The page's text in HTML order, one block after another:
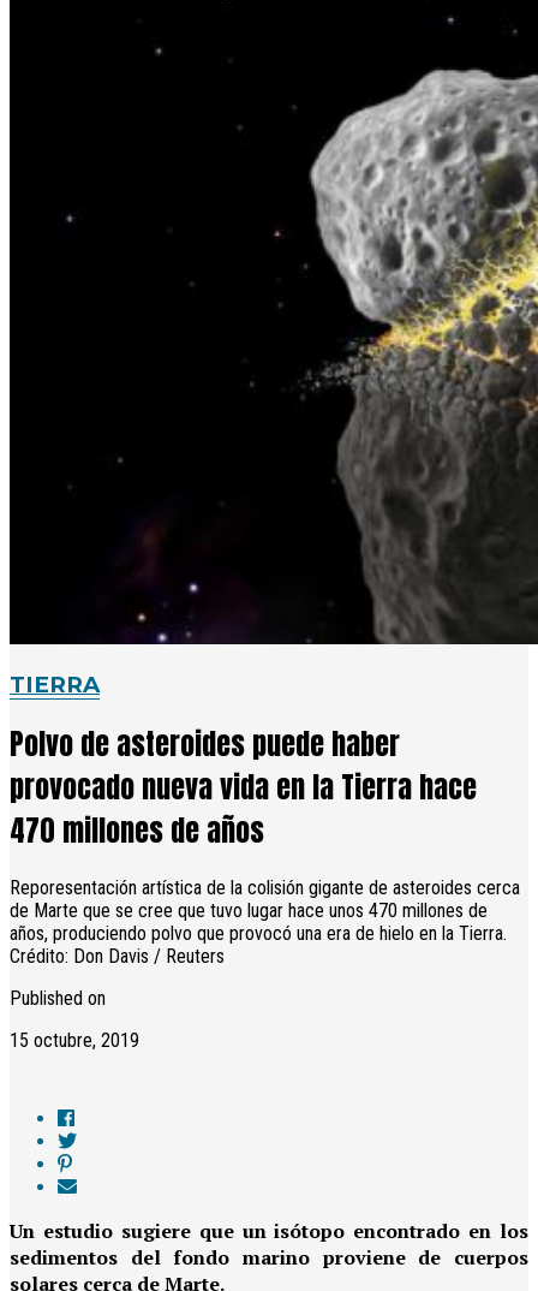
TIERRA
Polvo de asteroides puede haber
provocado nueva vida en la Tierra hace
470 millones de años
Reporesentación artística de la colisión gigante de asteroides cerca
de Marte que se cree que tuvo lugar hace unos 470 millones de
años, produciendo polvo que provocó una era de hielo en la Tierra.
Crédito: Don Davis / Reuters
Published on
15 octubre, 2019
Un estudio sugiere que un isótopo encontrado en los
sedimentos del fondo marino proviene de cuerpos
solares cerca de Marte.